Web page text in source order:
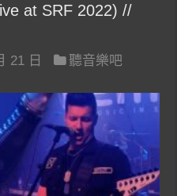
at SRF 2022) //
21 日
聽音樂吧